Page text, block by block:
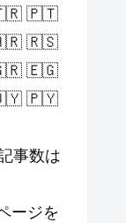
🇵🇹
🇷🇸
🇪🇬
🇵🇾
事数は
ージを